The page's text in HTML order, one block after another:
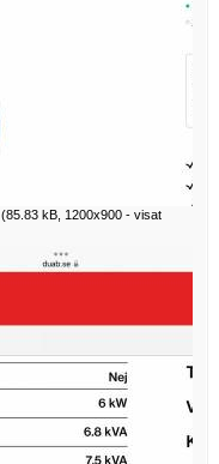
(85.83 kB, 1200x900 - visat